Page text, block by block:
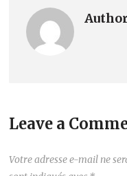
Leave a
Votre adresse e-mail ne